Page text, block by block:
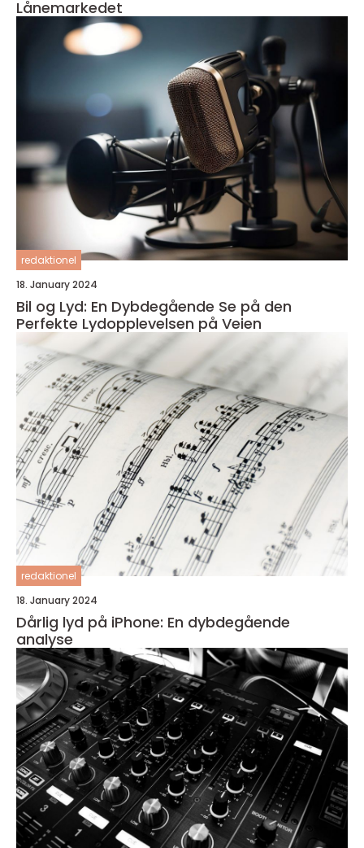
Lånemarkedet
redaktionel
18. January 2024
Bil og Lyd: En Dybdegående Se på den
Perfekte Lydopplevelsen på Veien
redaktionel
18. January 2024
Dårlig lyd på iPhone: En dybdegående
analyse